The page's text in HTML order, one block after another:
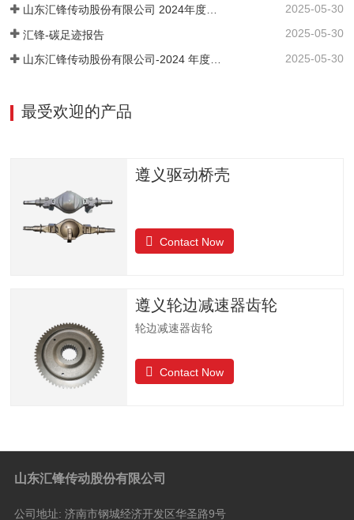
山东汇锋传动股份有限公司 2024年度社会责任报告 2025-05-30
汇锋-碳足迹报告 2025-05-30
2025-05-30
最受欢迎的产品
遵义驱动桥壳
Contact Now
遵义轮边减速器齿轮
轮边减速器齿轮
Contact Now
山东汇锋传动股份有限公司
公司地址: 济南市钢城经济开发区华圣路9号